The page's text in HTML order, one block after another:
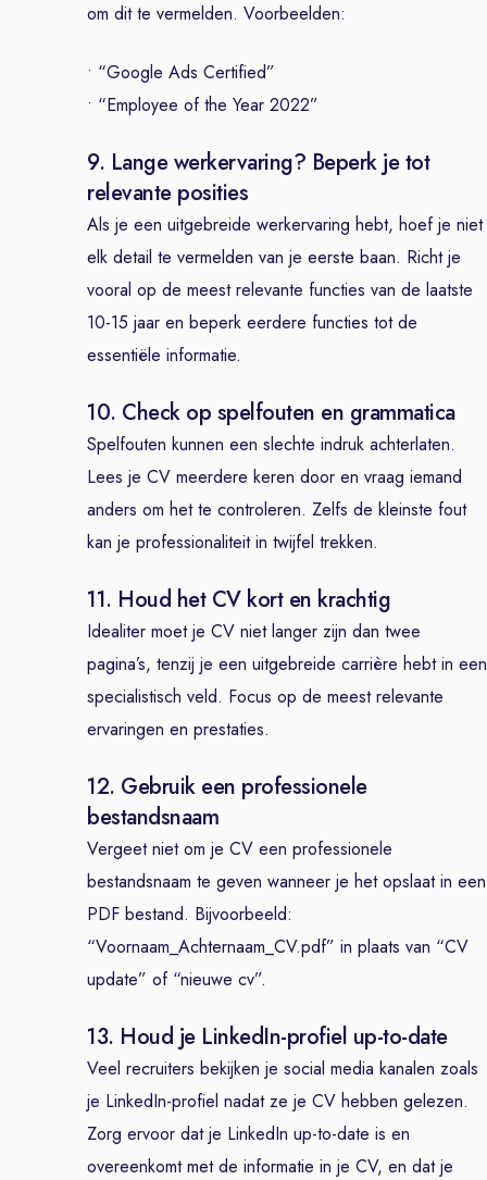
om dit te vermelden. Voorbeelden:
• “Google Ads Certified”
• “Employee of the Year 2022”
9. Lange werkervaring? Beperk je tot
relevante posities
Als je een uitgebreide werkervaring hebt, hoef je niet
elk detail te vermelden van je eerste baan. Richt je
vooral op de meest relevante functies van de laatste
10-15 jaar en beperk eerdere functies tot de
essentiële informatie.
10. Check op spelfouten en grammatica
Spelfouten kunnen een slechte indruk achterlaten.
Lees je CV meerdere keren door en vraag iemand
anders om het te controleren. Zelfs de kleinste fout
kan je professionaliteit in twijfel trekken.
11. Houd het CV kort en krachtig
Idealiter moet je CV niet langer zijn dan twee
pagina’s, tenzij je een uitgebreide carrière hebt in een
specialistisch veld. Focus op de meest relevante
ervaringen en prestaties.
12. Gebruik een professionele
bestandsnaam
Vergeet niet om je CV een professionele
bestandsnaam te geven wanneer je het opslaat in een
PDF bestand. Bijvoorbeeld:
“Voornaam_Achternaam_CV.pdf” in plaats van “CV
update” of “nieuwe cv”.
13. Houd je LinkedIn-profiel up-to-date
Veel recruiters bekijken je social media kanalen zoals
je LinkedIn-profiel nadat ze je CV hebben gelezen.
Zorg ervoor dat je LinkedIn up-to-date is en
overeenkomt met de informatie in je CV, en dat je